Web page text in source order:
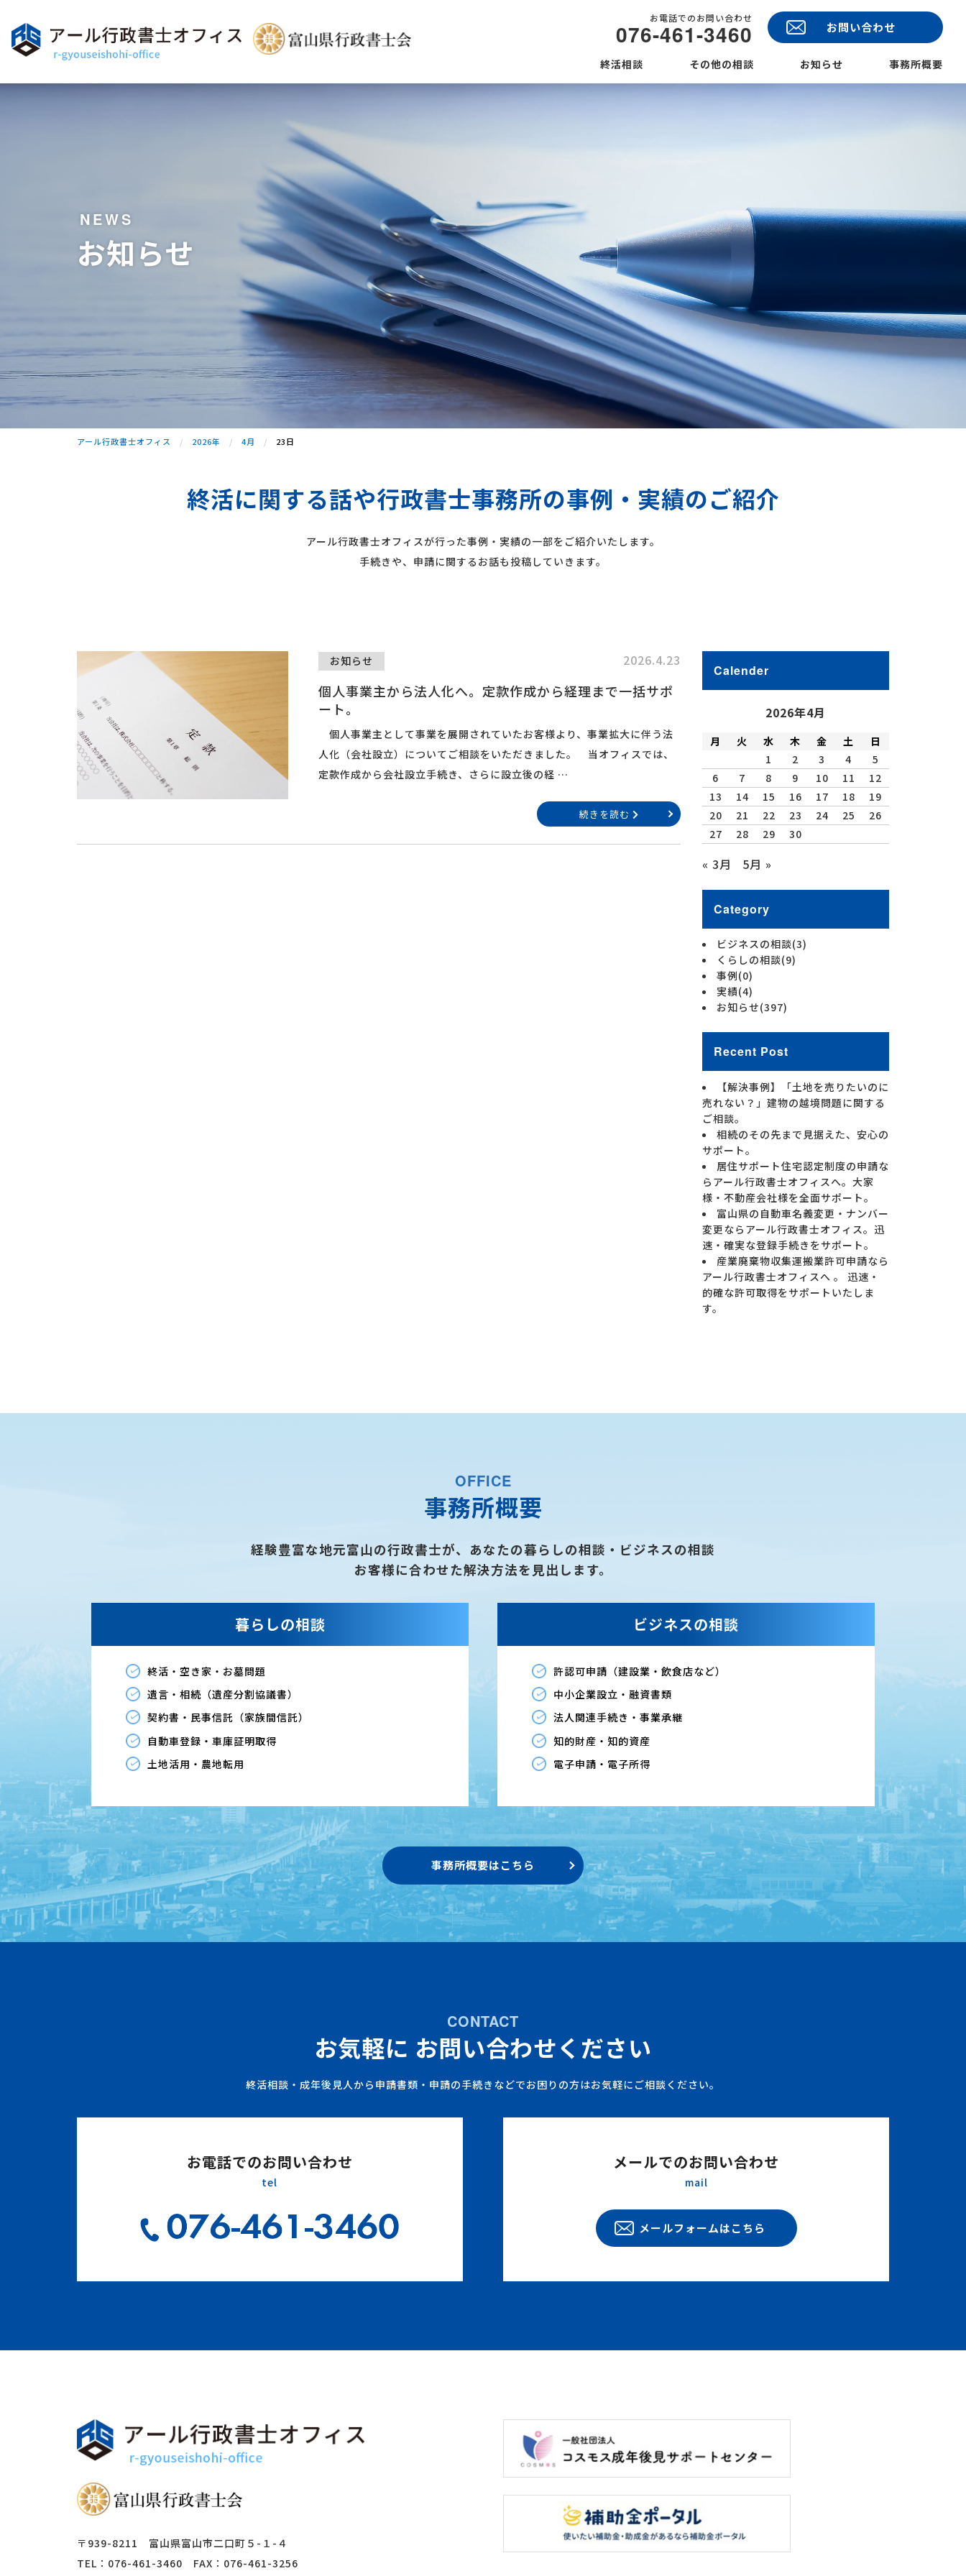
お電話でのお問い合わせ
076-461-3460 お問い合わせ
終活相談 その他の相談 お知らせ 事務所概要
NEWS
お知らせ
アール行政書士オフィス 2026年 4月 23日
終活に関する話や行政書士事務所の事例・実績のご紹介
アール行政書士オフィスが行った事例・実績の一部をご紹介いたします。
手続きや、申請に関するお話も投稿していきます。
お知らせ 2026.4.23
個人事業主から法人化へ。定款作成から経理まで一括サポ
ート。
個人事業主として事業を展開されていたお客様より、事業拡大に伴う法
人化（会社設立）についてご相談をいただきました。 当オフィスでは、
定款作成から会社設立手続き、さらに設立後の経 …
続きを読む
Calender
2026年4月
月 火 水 木 金 土
日
1
2 3 4
5
6
7 8 9 10 11
12
13
14 15 16 17 18
19
20
21 22 23 24 25
26
27
28 29 30
« 3月 5月 »
Category
ビジネスの相談(3)
くらしの相談(9)
事例(0)
実績(4)
お知らせ(397)
Recent Post
【解決事例】「土地を売りたいのに
売れない？」建物の越境問題に関する
ご相談。
相続のその先まで見据えた、安心の
サポート。
居住サポート住宅認定制度の申請な
らアール行政書士オフィスへ。大家
様・不動産会社様を全面サポート。
富山県の自動車名義変更・ナンバー
変更ならアール行政書士オフィス。迅
速・確実な登録手続きをサポート。
産業廃棄物収集運搬業許可申請なら
アール行政書士オフィスへ 。 迅速・
的確な許可取得をサポートいたしま
す。
OFFICE
事務所概要
経験豊富な地元富山の行政書士が、あなたの暮らしの相談・ビジネスの相談
お客様に合わせた解決方法を見出します。
暮らしの相談
終活・空き家・お墓問題
遺言・相続（遺産分割協議書）
契約書・民事信託（家族間信託）
自動車登録・車庫証明取得
土地活用・農地転用
ビジネスの相談
許認可申請（建設業・飲食店など）
中小企業設立・融資書類
法人関連手続き・事業承継
知的財産・知的資産
電子申請・電子所得
事務所概要はこちら
CONTACT
お気軽に お問い合わせください
終活相談・成年後見人から申請書類・申請の手続きなどでお困りの方はお気軽にご相談ください。
お電話でのお問い合わせ
tel
メールでのお問い合わせ
mail
メールフォームはこちら
〒939-8211 富山県富山市二口町５-１-４
TEL：076-461-3460 FAX：076-461-3256